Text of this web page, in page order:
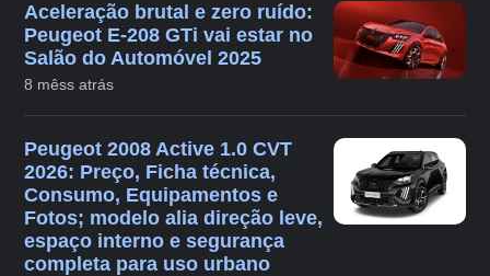
Aceleração brutal e zero ruído:
Peugeot E-208 GTi vai estar no
Salão do Automóvel 2025
8 mêss atrás
Peugeot 2008 Active 1.0 CVT
2026: Preço, Ficha técnica,
Consumo, Equipamentos e
Fotos; modelo alia direção leve,
espaço interno e segurança
completa para uso urbano